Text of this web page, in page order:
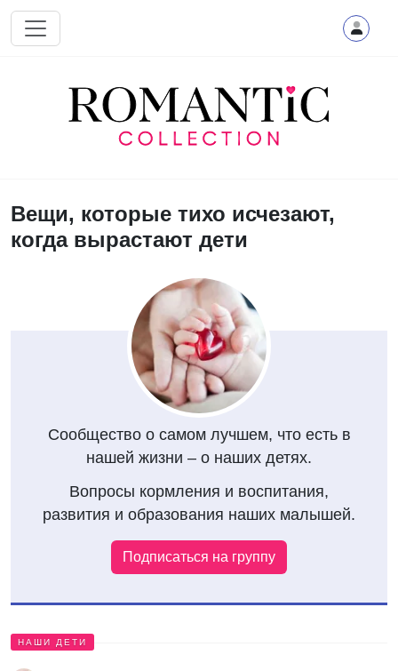
Перейти к основному содержанию
Вещи, которые тихо исчезают,
когда вырастают дети
Сообщество о самом лучшем, что есть в
нашей жизни – о наших детях.
Вопросы кормления и воспитания,
развития и образования наших малышей.
Подписаться на группу
НАШИ ДЕТИ